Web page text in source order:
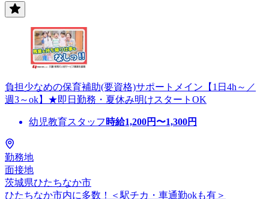
負担少なめの保育補助(要資格)サポートメイン【1日4h～／
週3～ok】★即日勤務・夏休み明けスタートOK
幼児教育スタッフ 時給1,200円〜1,300円
勤務地
面接地
茨城県ひたちなか市
ひたちなか市内に多数！＜駅チカ・車通勤okも有＞